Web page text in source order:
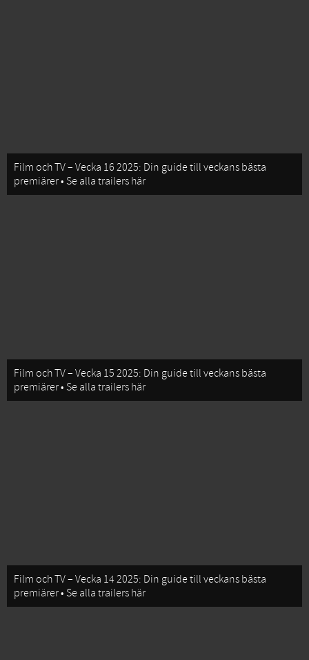
Film och TV – Vecka 16 2025: Din guide till veckans bästa
premiärer • Se alla trailers här
Film och TV – Vecka 15 2025: Din guide till veckans bästa
premiärer • Se alla trailers här
Film och TV – Vecka 14 2025: Din guide till veckans bästa
premiärer • Se alla trailers här